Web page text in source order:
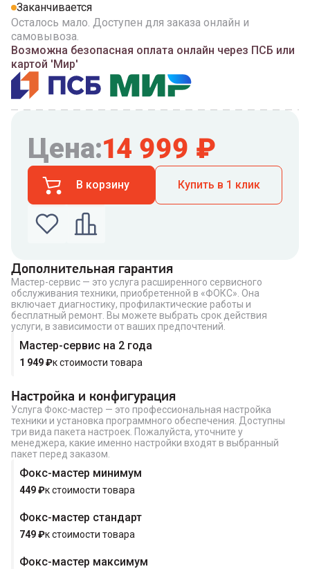
Заканчивается
Осталось мало. Доступен для заказа онлайн и
самовывоза.
Возможна безопасная оплата онлайн через ПСБ или
картой 'Мир'
Цена:14 999 ₽
В корзину Купить в 1 клик
Введите номер телефона по которому можно
связаться с вами
Номер телефона
Купить в 1 клик
Дополнительная гарантия
Мастер-сервис — это услуга расширенного сервисного
обслуживания техники, приобретенной в «ФОКС». Она
включает диагностику, профилактические работы и
бесплатный ремонт. Вы можете выбрать срок действия
услуги, в зависимости от ваших предпочтений.
Мастер-сервис на 2 года
1 949₽к стоимости товара
Настройка и конфигурация
Услуга Фокс-мастер — это профессиональная настройка
техники и установка программного обеспечения. Доступны
три вида пакета настроек. Пожалуйста, уточните у
менеджера, какие именно настройки входят в выбранный
пакет перед заказом.
Фокс-мастер минимум
449₽к стоимости товара
Фокс-мастер стандарт
749₽к стоимости товара
Фокс-мастер максимум